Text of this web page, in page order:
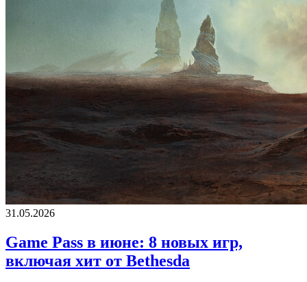
31.05.2026
Game Pass в июне: 8 новых игр,
включая хит от Bethesda